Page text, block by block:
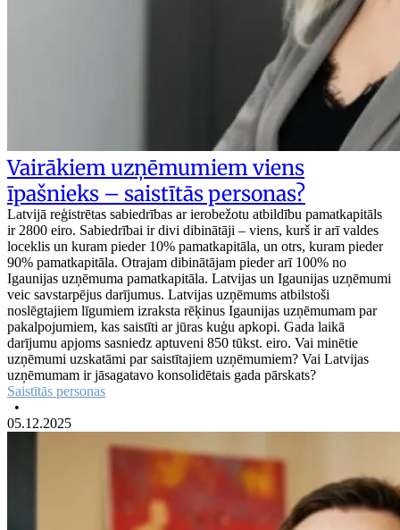
Vairākiem uzņēmumiem viens
īpašnieks – saistītās personas?
Latvijā reģistrētas sabiedrības ar ierobežotu atbildību pamatkapitāls
ir 2800 eiro. Sabiedrībai ir divi dibinātāji – viens, kurš ir arī valdes
loceklis un kuram pieder 10% pamatkapitāla, un otrs, kuram pieder
90% pamatkapitāla. Otrajam dibinātājam pieder arī 100% no
Igaunijas uzņēmuma pamatkapitāla. Latvijas un Igaunijas uzņēmumi
veic savstarpējus darījumus. Latvijas uzņēmums atbilstoši
noslēgtajiem līgumiem izraksta rēķinus Igaunijas uzņēmumam par
pakalpojumiem, kas saistīti ar jūras kuģu apkopi. Gada laikā
darījumu apjoms sasniedz aptuveni 850 tūkst. eiro. Vai minētie
uzņēmumi uzskatāmi par saistītajiem uzņēmumiem? Vai Latvijas
uzņēmumam ir jāsagatavo konsolidētais gada pārskats?
Saistītās personas
•
05.12.2025